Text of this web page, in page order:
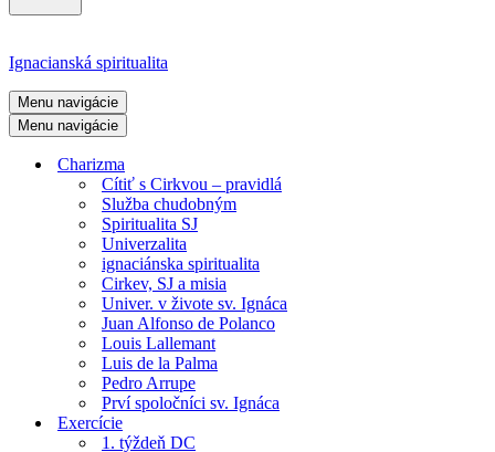
Ignacianská spiritualita
Menu navigácie
Menu navigácie
Charizma
Cítiť s Cirkvou – pravidlá
Služba chudobným
Spiritualita SJ
Univerzalita
ignaciánska spiritualita
Cirkev, SJ a misia
Univer. v živote sv. Ignáca
Juan Alfonso de Polanco
Louis Lallemant
Luis de la Palma
Pedro Arrupe
Prví spoločníci sv. Ignáca
Exercície
1. týždeň DC